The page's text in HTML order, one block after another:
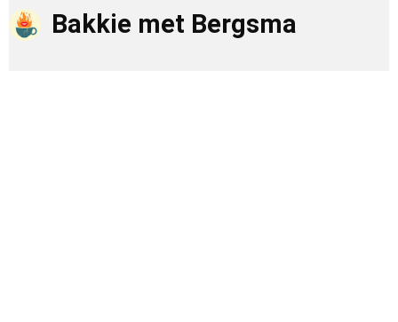
Bakkie met Bergsma